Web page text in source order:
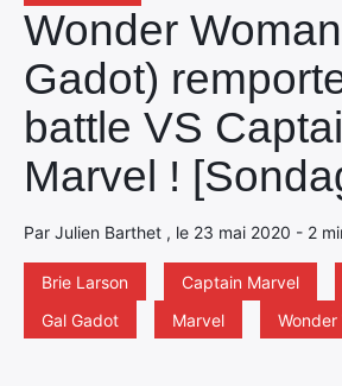
Wonder
Gadot)
battle VS
Marvel !
Par Julien Barthet , le 23 mai 2020 - 2
Brie Larson Captain Marvel
Gal Gadot
Marvel Wonder